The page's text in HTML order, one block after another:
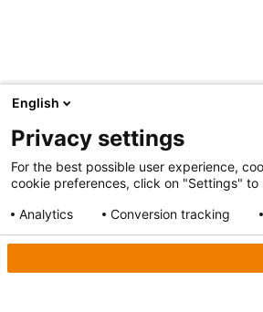
English
Privacy settings
For the best possible user experience,
cookie preferences, click on "Settings"
Analytics
Conversion tracking
Show detailed settings Privacy